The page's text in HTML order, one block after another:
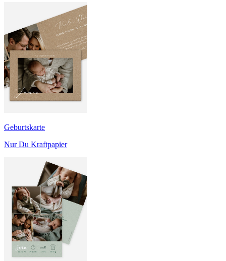
Geburtskarte
Nur Du Kraftpapier